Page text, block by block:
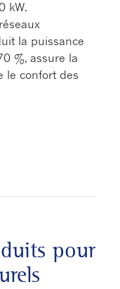
kW.
la puissance
%, assure la
le confort des
pour